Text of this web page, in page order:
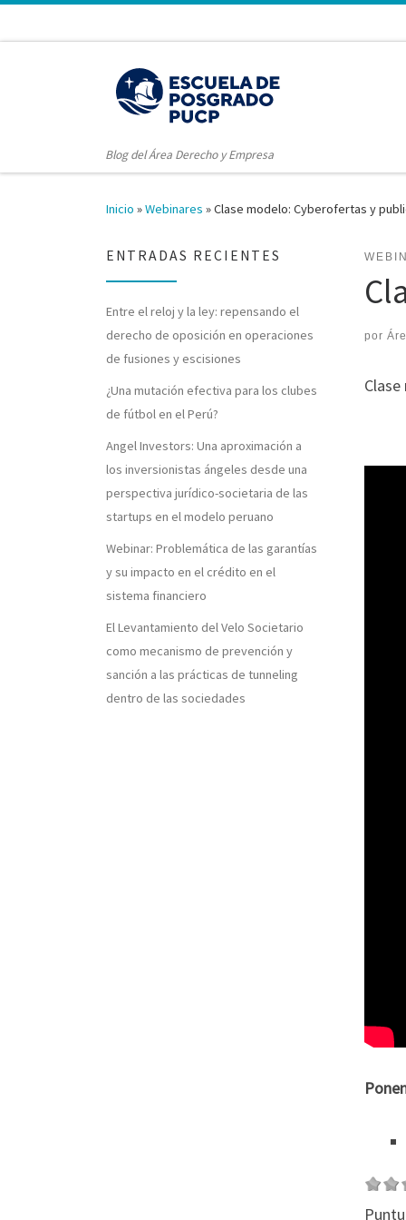
Blog del Área Derecho y Empresa
Inicio »Webinares »Clase modelo: Cyberofertas y
por
ENTRADAS RECIENTES
Entre el reloj y la ley: repensando el
derecho de oposición en operaciones
de fusiones y escisiones
¿Una mutación efectiva para los clubes
de fútbol en el Perú?
Angel Investors: Una aproximación a
los inversionistas ángeles desde una
perspectiva jurídico-societaria de las
startups en el modelo peruano
Webinar: Problemática de las garantías
y su impacto en el crédito en el
sistema financiero
El Levantamiento del Velo Societario
como mecanismo de prevención y
sanción a las prácticas de tunneling
dentro de las sociedades